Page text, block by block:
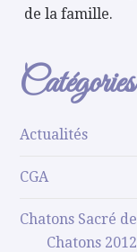
de la famille.
Catégories
Actualités
CGA
Chatons Sacré
Chatons 2012